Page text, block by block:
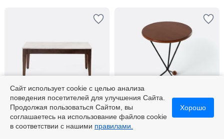
-55% по коду 5525
SO'HOME
Журнальный стол из мрамора
SO'HOME
Журнальный столик с
Сайт использует cookie с целью анализа
поведения посетителей для улучшения Сайта.
Продолжая пользоваться Сайтом, вы
соглашаетесь на использование файлов cookie
в соответствии с нашими правилами.
Хорошо